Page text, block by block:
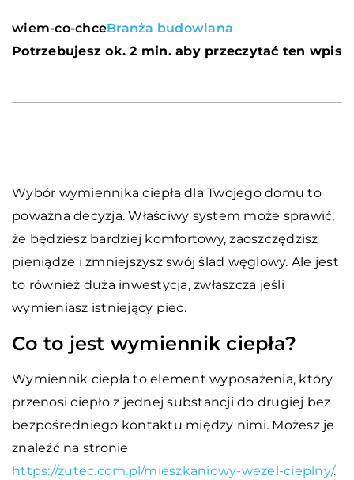
wiem-co-chceBranża budowlana
Potrzebujesz ok. 2 min. aby przeczytać ten wpis
Wybór wymiennika ciepła dla Twojego domu to
poważna decyzja. Właściwy system może sprawić,
że będziesz bardziej komfortowy, zaoszczędzisz
pieniądze i zmniejszysz swój ślad węglowy. Ale jest
to również duża inwestycja, zwłaszcza jeśli
wymieniasz istniejący piec.
Co to jest wymiennik ciepła?
Wymiennik ciepła to element wyposażenia, który
przenosi ciepło z jednej substancji do drugiej bez
bezpośredniego kontaktu między nimi. Możesz je
znaleźć na stronie
https://zutec.com.pl/mieszkaniowy-wezel-cieplny/.